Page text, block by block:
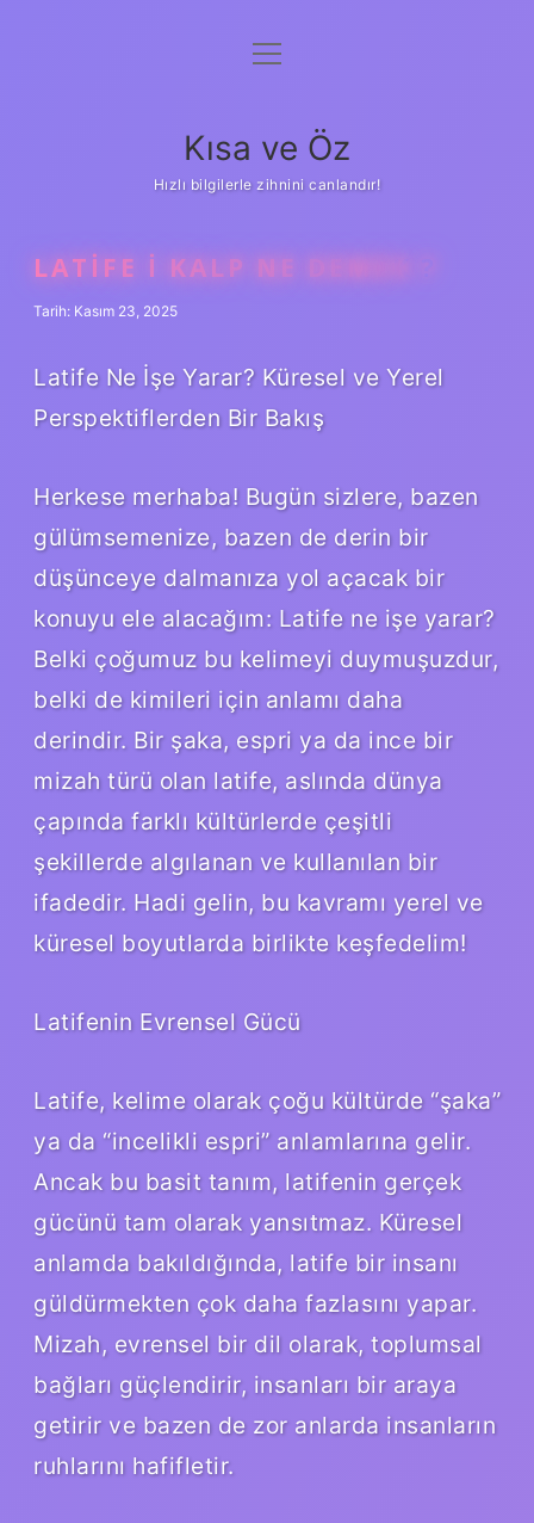
Anasayfa
Yasal Uyarı
menüyü
Kısa ve Öz
Hızlı bilgilerle zihnini canlandır!
LATIFE I KALP NE DEMEK ?
Tarih: Kasım 23, 2025
Latife Ne İşe Yarar? Küresel ve Yerel
Perspektiflerden Bir Bakış
Herkese merhaba! Bugün sizlere, bazen
gülümsemenize, bazen de derin bir
düşünceye dalmanıza yol açacak bir
konuyu ele alacağım: Latife ne işe yarar?
Belki çoğumuz bu kelimeyi duymuşuzdur,
belki de kimileri için anlamı daha
derindir. Bir şaka, espri ya da ince bir
mizah türü olan latife, aslında dünya
çapında farklı kültürlerde çeşitli
şekillerde algılanan ve kullanılan bir
ifadedir. Hadi gelin, bu kavramı yerel ve
küresel boyutlarda birlikte keşfedelim!
Latifenin Evrensel Gücü
Latife, kelime olarak çoğu kültürde “şaka”
ya da “incelikli espri” anlamlarına gelir.
Ancak bu basit tanım, latifenin gerçek
gücünü tam olarak yansıtmaz. Küresel
anlamda bakıldığında, latife bir insanı
güldürmekten çok daha fazlasını yapar.
Mizah, evrensel bir dil olarak, toplumsal
bağları güçlendirir, insanları bir araya
getirir ve bazen de zor anlarda insanların
ruhlarını hafifletir.